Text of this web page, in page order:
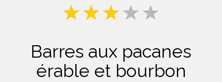
Barres aux pacanes
érable et bourbon